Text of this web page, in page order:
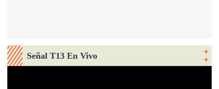
Señal T13 En Vivo